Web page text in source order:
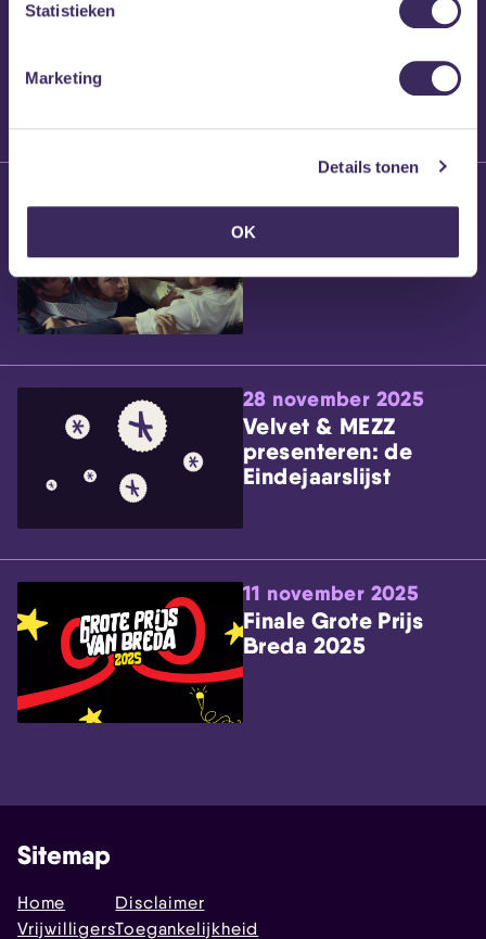
Statistieken
Marketing
Details tonen
OK
Brennt Vanneste
Willem’s Blog: Ão
28 november 2025
Velvet & MEZZ
presenteren: de
Eindejaarslijst
11 november 2025
Finale Grote Prijs
Breda 2025
Sitemap
Home
Vrijwilligers
Disclaimer
Toegankelijkheid